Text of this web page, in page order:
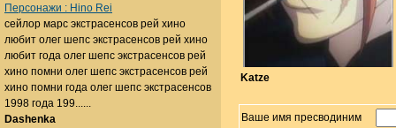
Katze
Ваше имя пресводиним
Персонажи : Hino Rei
сейлор марс экстрасенсов рей хино
любит олег шепс экстрасенсов рей хино
любит года олег шепс экстрасенсов рей
хино помни олег шепс экстрасенсов рей
хино помни года олег шепс экстрасенсов
1998 года 199......
Dashenka